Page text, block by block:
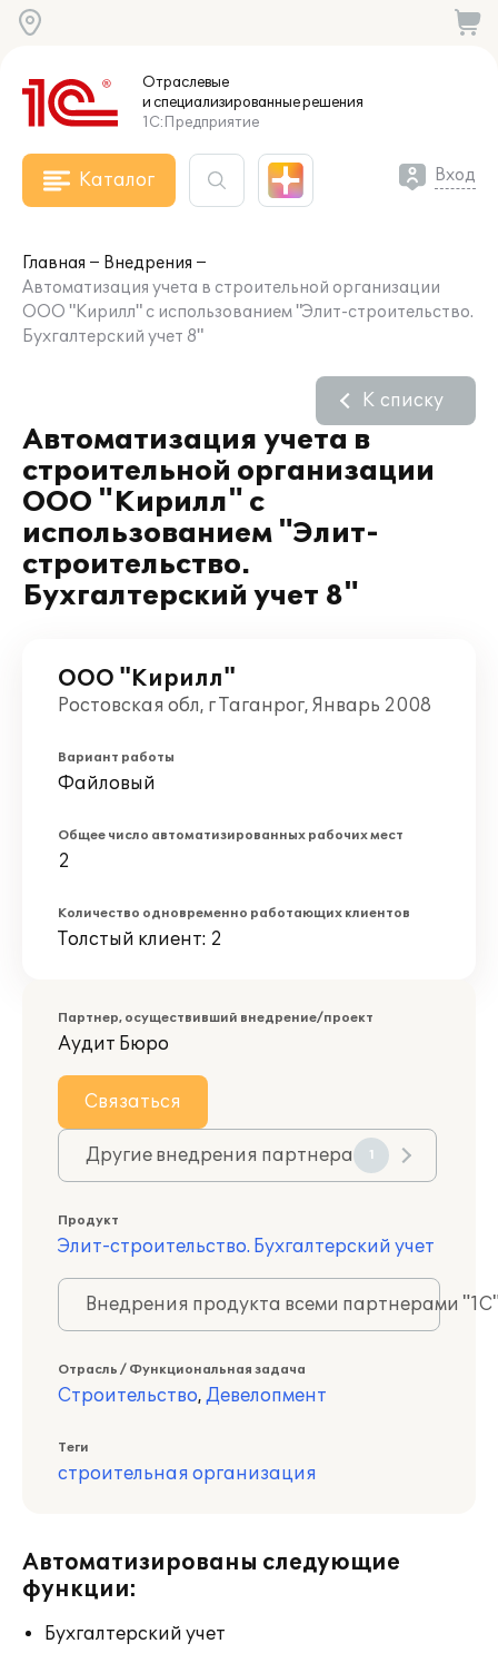
Отраслевые
и специализированныерешения
1С:Предприятие
Каталог Вход
Главная
Внедрения
Автоматизация учета в строительной организации
ООО "Кирилл" с использованием "Элит-строительство.
Бухгалтерский учет 8"
Автоматизация учета в
строительной организации
ООО "Кирилл" с
использованием "Элит-
строительство.
Бухгалтерский учет 8"
К списку
ООО "Кирилл"
Ростовская обл, г Таганрог, Январь 2008
Вариант работы
Файловый
Общее число автоматизированных рабочих мест
2
Количество одновременно работающих клиентов
Толстый клиент: 2
Партнер, осуществивший внедрение/проект
Аудит Бюро
Связаться
Другие внедрения партнера 1
Продукт
Элит-строительство. Бухгалтерский учет
Внедрения продукта всеми партнерами
Отрасль / Функциональная задача
Строительство, Девелопмент
Теги
строительная организация
Автоматизированы следующие
функции:
Бухгалтерский учет